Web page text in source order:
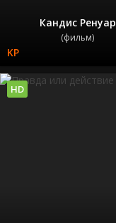
Кандис Ренуар
(фильм)
HD